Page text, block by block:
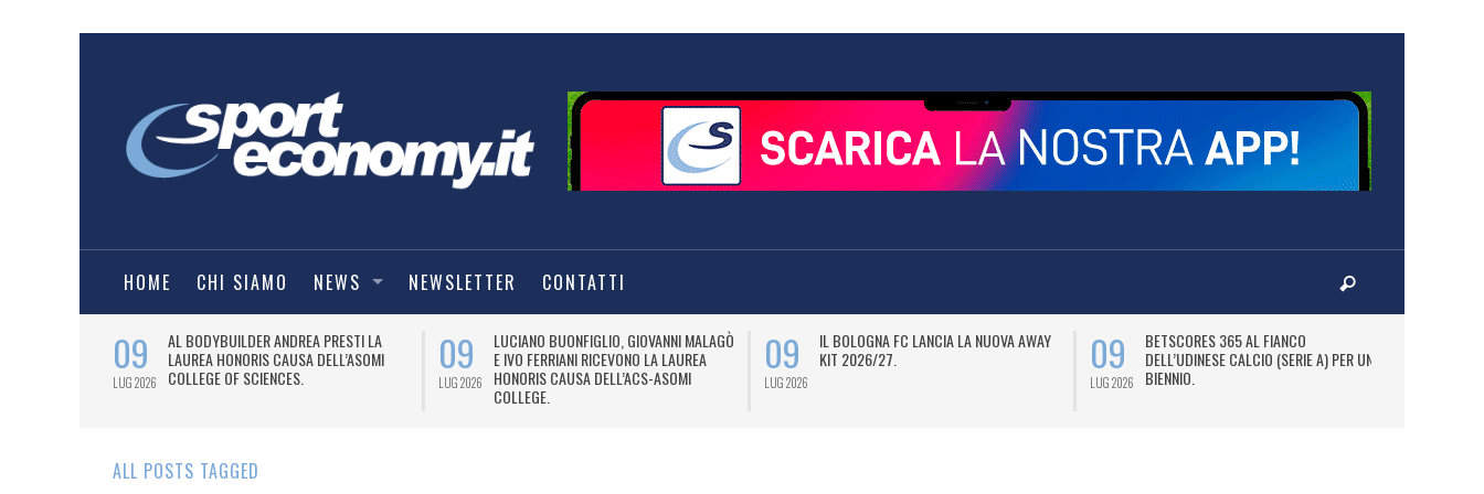
HOME CHI SIAMO NEWS NEWSLETTER CONTATTI
09
LUG 2026
AL BODYBUILDER ANDREA PRESTI LA
LAUREA HONORIS CAUSA DELL’ASOMI
COLLEGE OF SCIENCES.
09
LUG 2026
LUCIANO BUONFIGLIO, GIOVANNI MALAGÒ
E IVO FERRIANI RICEVONO LA LAUREA
HONORIS CAUSA DELL’ACS-ASOMI
COLLEGE.
09
LUG 2026
IL BOLOGNA FC LANCIA LA NUOVA AWAY
KIT 2026/27.
09
LUG 2026
BETSCORES 365 AL FIANCO
DELL’UDINESE CALCIO (SERIE A) PER UN
BIENNIO.
ALL POSTS TAGGED